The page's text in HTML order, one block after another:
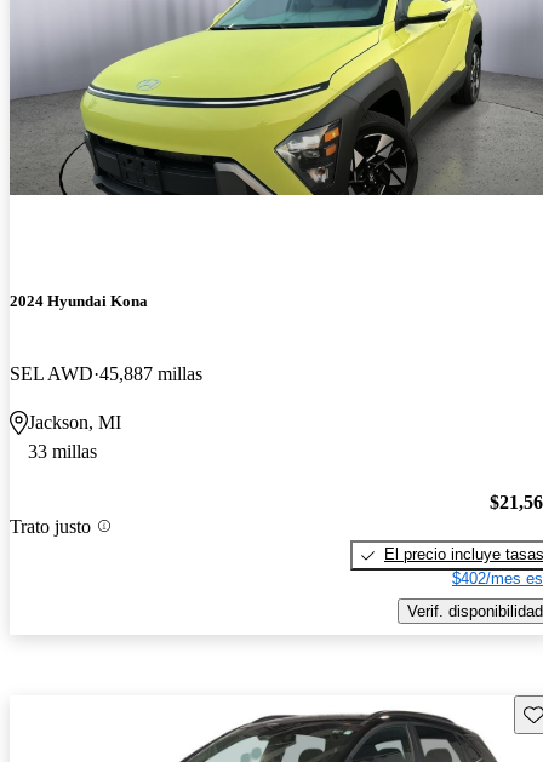
2024 Hyundai Kona
SEL AWD 45,887 millas
Jackson, MI
33 millas
Trato justo
El precio incluye tasas
$402/mes
Verif. disponibilidad